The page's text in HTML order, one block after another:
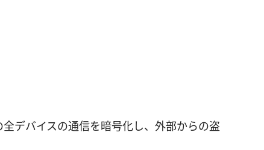
デバイスの通信を暗号化し、外部からの盗